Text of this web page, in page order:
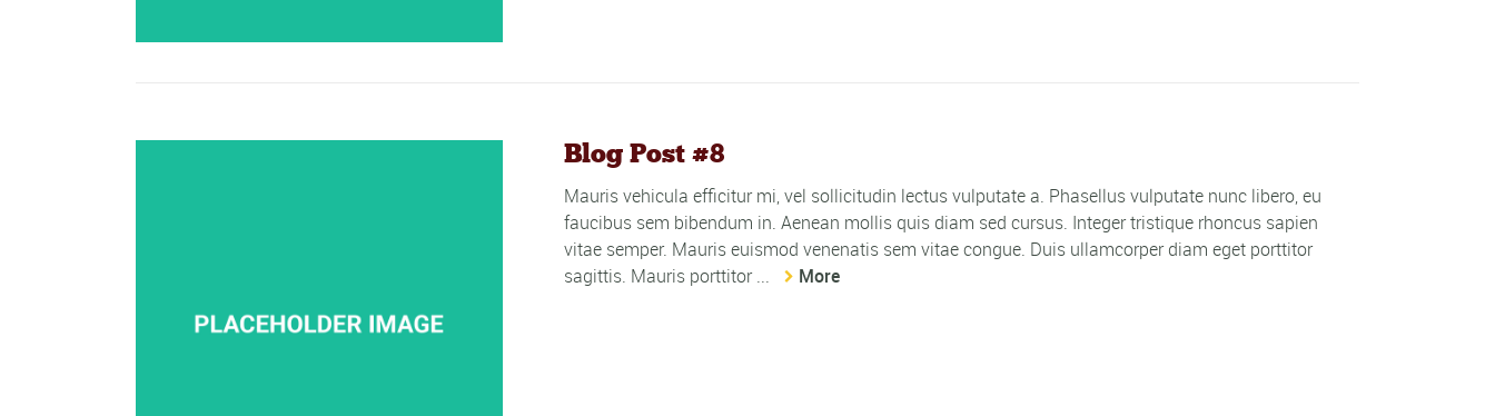
Blog Post #8
Mauris vehicula efficitur mi, vel sollicitudin lectus vulputate a. Phasellus vulputate nunc libero, eu
faucibus sem bibendum in. Aenean mollis quis diam sed cursus. Integer tristique rhoncus sapien
vitae semper. Mauris euismod venenatis sem vitae congue. Duis ullamcorper diam eget porttitor
sagittis. Mauris porttitor ...
More